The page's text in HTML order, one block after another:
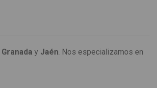
Granada y Jaén. Nos especializamos en